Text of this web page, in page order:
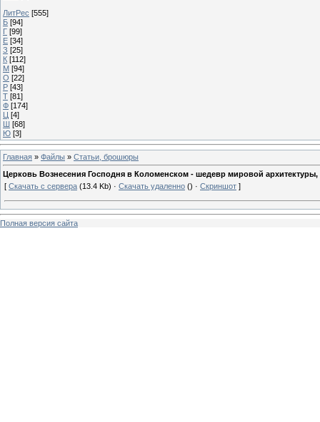
ЛитРес [555]
Б [94]
Г [99]
Е [34]
З [25]
К [112]
М [94]
О [22]
Р [43]
Т [81]
Ф [174]
Ц [4]
Ш [68]
Ю [3]
Главная » Файлы » Статьи, брошюры
Церковь Вознесения Господня в Коломенском - шедевр мировой
[ Скачать с сервера (13.4 Kb) · Скачать удаленно () · Скриншот ]
Полная версия сайта